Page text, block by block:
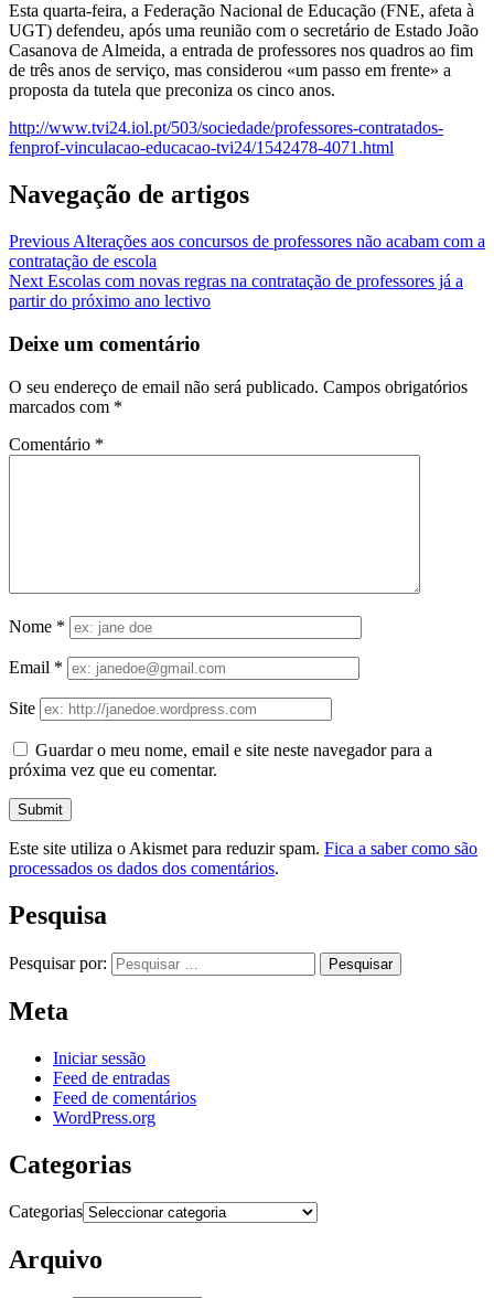
Esta quarta-feira, a Federação Nacional de Educação (FNE, afeta à
UGT) defendeu, após uma reunião com o secretário de Estado João
Casanova de Almeida, a entrada de professores nos quadros ao fim
de três anos de serviço, mas considerou «um passo em frente» a
proposta da tutela que preconiza os cinco anos.
http://www.tvi24.iol.pt/503/sociedade/professores-contratados-
fenprof-vinculacao-educacao-tvi24/1542478-4071.html
Navegação de artigos
Previous Alterações aos concursos de professores não acabam com a
contratação de escola
Next Escolas com novas regras na contratação de professores já a
partir do próximo ano lectivo
Deixe um comentário
O seu endereço de email não será publicado. Campos obrigatórios
marcados com *
Comentário *
Nome *
Email *
Site
Guardar o meu nome, email e site neste navegador para a
próxima vez que eu comentar.
Este site utiliza o Akismet para reduzir spam. Fica a saber como são
processados os dados dos comentários.
Pesquisa
Pesquisar por:
Meta
Iniciar sessão
Feed de entradas
Feed de comentários
WordPress.org
Categorias
Categorias
Arquivo